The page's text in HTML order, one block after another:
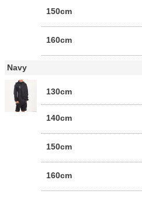
150cm
160cm
Navy
130cm
140cm
150cm
160cm